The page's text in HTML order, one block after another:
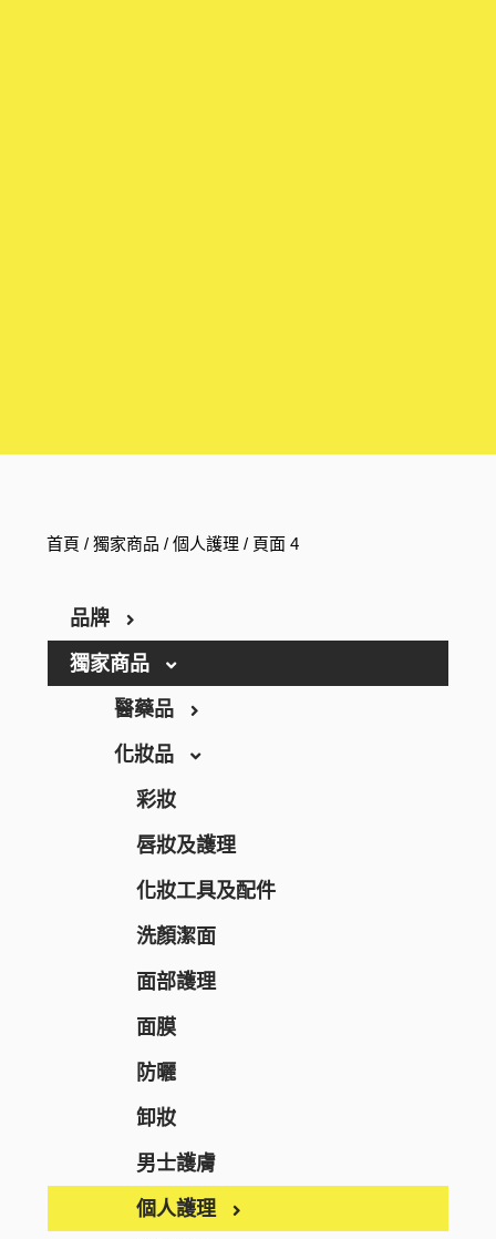
首頁 /獨家商品 /個人護理 / 頁面 4
品牌
ARGELAN
THE RETINOTIME
THE RETINOTIME WHITE
W/M AAA
RECiPEO
REPLICA NOTES
MQURE
KNOWLEDGE
Nake
CONCRED
WASHBLACK
HITS DIFFERENT
BEAUSTER
獨家商品
醫藥品
保健食品
養生保健
營養補充
維他命
美肌保健
纖體塑身
運動營養補充
腸道健康
逆齡抗老
皮膚護理
急救護理
化妝品
彩妝
唇妝及護理
化妝工具及配件
洗顏潔面
面部護理
面膜
防曬
卸妝
男士護膚
個人護理